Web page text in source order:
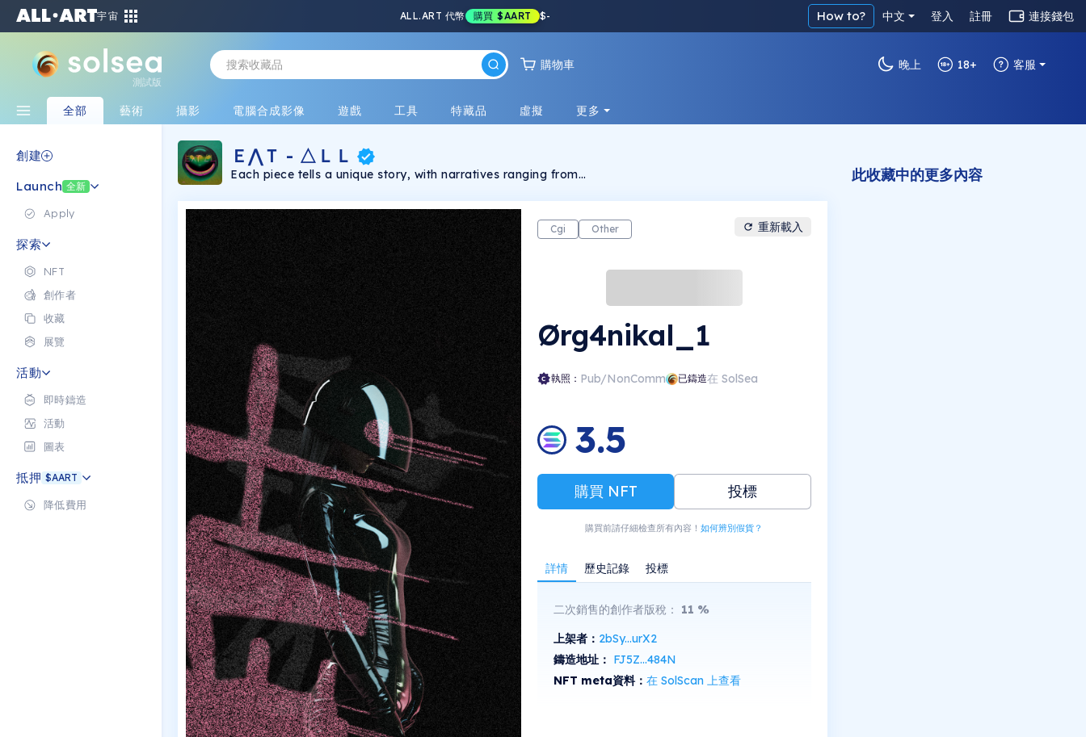
宇宙 ALL.ART 代幣 購買 $AART $- How to? 中文 登入 註冊 連接錢包
測試版
購物車 晚上 18+ 客服
全部 藝術 攝影 電腦合成影像 遊戲 工具 特藏品 虛擬 更多
創建
Launch 全新
Apply
探索
NFT
創作者
收藏
展覽
活動
即時鑄造
活動
圖表
抵押 $AART
降低費用
Ｅ⋀Ｔ - △ＬＬ
Each piece tells a unique story, with narratives ranging from
Neon lights signify good intent or unchecked desires, while graffiti
of emojis with various teeth representations highlight contentment
versus predatory instincts. Ferrofluid textures represent the mutable
nature of reality, and emoji circuits underscore digital emotion
integration. Autonomous AI-driven vehicles symbolize both
progress and potential dangers of unchecked technological
advancement and greed. At its core, the collection addresses
dualities within progress and ambition, questioning morals,
sustenance versus greed, and human versus digitally edited
intentions. The art was created using VR graffiti in 'King'spray', AI-
generated characters in 'Midjourney', and overlay edits in
Photoshop. "Ｅ⋀Ｔ - △ＬＬ" invites viewers to immerse, question,
and choose a side in this techno-social landscape. The collection
consists of 37 art pieces, divided into 12 groups of 3, using layered
overlays with deeper symbolic interpretations.
Cgi Other 重新載入
Ørg4nikal_1
執照： Pub/NonComm 已鑄造在 SolSea
3.5
購買 NFT 投標
購買前請仔細檢查所有內容！如何辨別假貨？
詳情 歷史記錄 投標
二次銷售的創作者版稅： 11 %
上架者： 2bSy...urX2
鑄造地址： FJ5Z...484N
NFT meta資料： 在 SolScan 上查看
此收藏中的更多內容